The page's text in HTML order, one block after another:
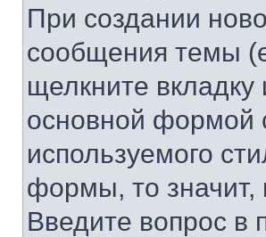
При создании
сообщения темы
щелкните
основной формой
используемого
формы, то значит,
Введите вопрос в